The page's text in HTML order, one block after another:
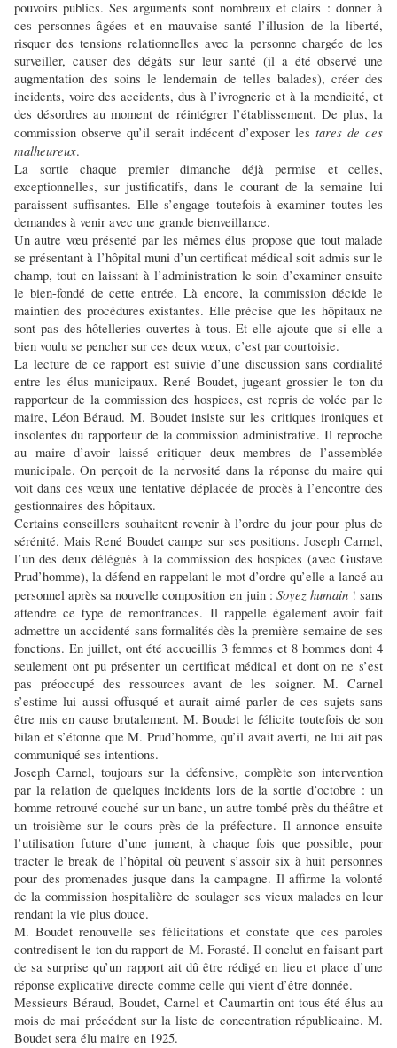
pouvoirs publics. Ses arguments sont nombreux et clairs : donner à
ces personnes âgées et en mauvaise santé l’illusion de la liberté,
risquer des tensions relationnelles avec la personne chargée de les
surveiller, causer des dégâts sur leur santé (il a été observé une
augmentation des soins le lendemain de telles balades), créer des
incidents, voire des accidents, dus à l’ivrognerie et à la mendicité, et
des désordres au moment de réintégrer l’établissement. De plus, la
commission observe qu’il serait indécent d’exposer les tares de ces
malheureux.
La sortie chaque premier dimanche déjà permise et celles,
exceptionnelles, sur justificatifs, dans le courant de la semaine lui
paraissent suffisantes. Elle s’engage toutefois à examiner toutes les
demandes à venir avec une grande bienveillance.
Un autre vœu présenté par les mêmes élus propose que tout malade
se présentant à l’hôpital muni d’un certificat médical soit admis sur le
champ, tout en laissant à l’administration le soin d’examiner ensuite
le bien-fondé de cette entrée. Là encore, la commission décide le
maintien des procédures existantes. Elle précise que les hôpitaux ne
sont pas des hôtelleries ouvertes à tous. Et elle ajoute que si elle a
bien voulu se pencher sur ces deux vœux, c’est par courtoisie.
La lecture de ce rapport est suivie d’une discussion sans cordialité
entre les élus municipaux. René Boudet, jugeant grossier le ton du
rapporteur de la commission des hospices, est repris de volée par le
maire, Léon Béraud. M. Boudet insiste sur les critiques ironiques et
insolentes du rapporteur de la commission administrative. Il reproche
au maire d’avoir laissé critiquer deux membres de l’assemblée
municipale. On perçoit de la nervosité dans la réponse du maire qui
voit dans ces vœux une tentative déplacée de procès à l’encontre des
gestionnaires des hôpitaux.
Certains conseillers souhaitent revenir à l’ordre du jour pour plus de
sérénité. Mais René Boudet campe sur ses positions. Joseph Carnel,
l’un des deux délégués à la commission des hospices (avec Gustave
Prud’homme), la défend en rappelant le mot d’ordre qu’elle a lancé au
personnel après sa nouvelle composition en juin : Soyez humain! sans
attendre ce type de remontrances. Il rappelle également avoir fait
admettre un accidenté sans formalités dès la première semaine de ses
fonctions. En juillet, ont été accueillis 3 femmes et 8 hommes dont 4
seulement ont pu présenter un certificat médical et dont on ne s’est
pas préoccupé des ressources avant de les soigner. M. Carnel
s’estime lui aussi offusqué et aurait aimé parler de ces sujets sans
être mis en cause brutalement. M. Boudet le félicite toutefois de son
bilan et s’étonne que M. Prud’homme, qu’il avait averti, ne lui ait pas
communiqué ses intentions.
Joseph Carnel, toujours sur la défensive, complète son intervention
par la relation de quelques incidents lors de la sortie d’octobre : un
homme retrouvé couché sur un banc, un autre tombé près du théâtre et
un troisième sur le cours près de la préfecture. Il annonce ensuite
l’utilisation future d’une jument, à chaque fois que possible, pour
tracter le break de l’hôpital où peuvent s’assoir six à huit personnes
pour des promenades jusque dans la campagne. Il affirme la volonté
de la commission hospitalière de soulager ses vieux malades en leur
rendant la vie plus douce.
M. Boudet renouvelle ses félicitations et constate que ces paroles
contredisent le ton du rapport de M. Forasté. Il conclut en faisant part
de sa surprise qu’un rapport ait dû être rédigé en lieu et place d’une
réponse explicative directe comme celle qui vient d’être donnée.
Messieurs Béraud, Boudet, Carnel et Caumartin ont tous été élus au
mois de mai précédent sur la liste de concentration républicaine. M.
Boudet sera élu maire en 1925.